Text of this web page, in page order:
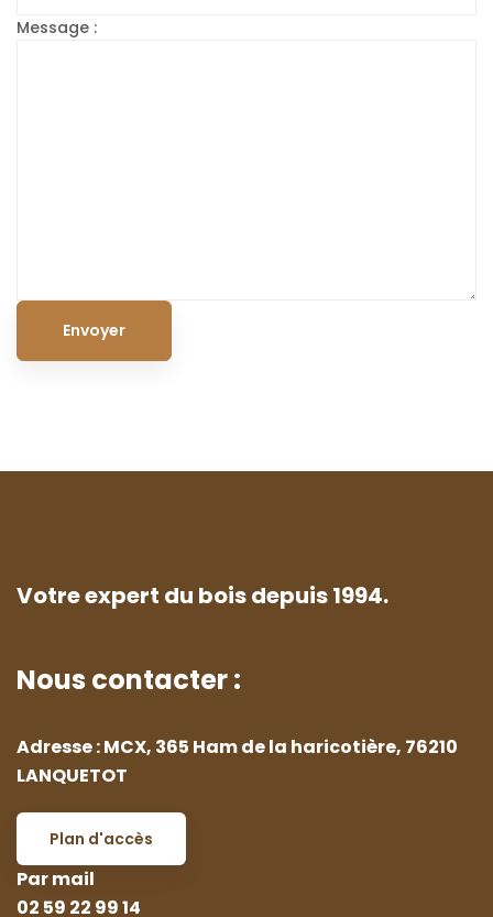
Message :
Votre expert du bois depuis 1994.
Nous contacter :
Adresse : MCX, 365 Ham de la haricotière, 76210
LANQUETOT
Plan d'accès
Par mail
02 59 22 99 14